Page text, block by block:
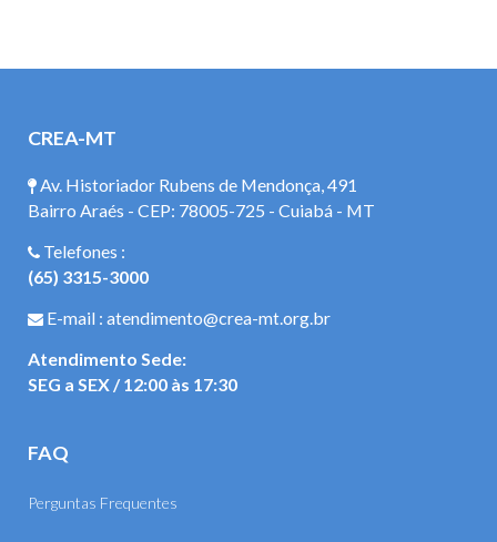
CREA-MT
Av. Historiador Rubens de Mendonça, 491
Bairro Araés - CEP: 78005-725 - Cuiabá - MT
Telefones :
(65) 3315-3000
E-mail : atendimento@crea-mt.org.br
Atendimento Sede:
SEG a SEX / 12:00 às 17:30
FAQ
Perguntas Frequentes